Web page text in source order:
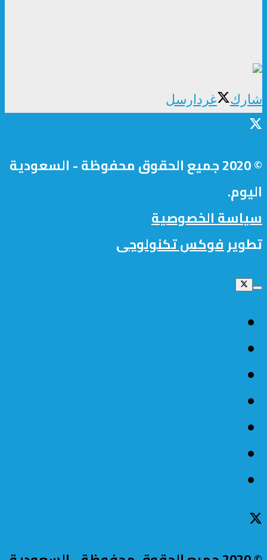
شارك غردارسل
© 2020 جميع الحقوق محفوظة - السعودية
اليوم.
سياسة الخصوصية
تطويرفوكس تكنولوجى